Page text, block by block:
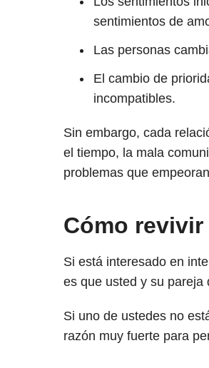
sentimientos de
Las personas
El cambio de
incompatibles.
Sin embargo, cada
el tiempo, la mala
problemas que
Cómo
Si está interesado en
es que usted y su pareja
Si uno de ustedes no
razón muy fuerte para